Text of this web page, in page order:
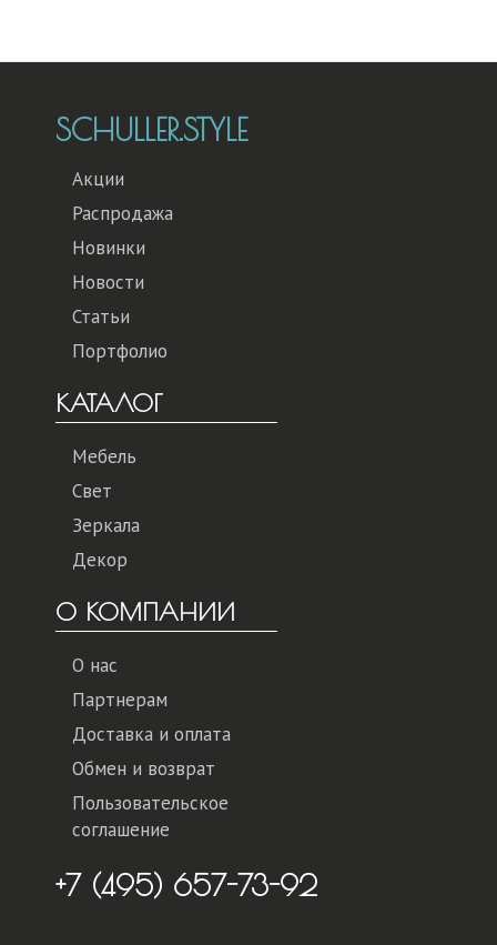
SCHULLER.STYLE
Акции
Распродажа
Новинки
Новости
Статьи
Портфолио
КАТАЛОГ
Мебель
Свет
Зеркала
Декор
О КОМПАНИИ
О нас
Партнерам
Доставка и оплата
Обмен и возврат
Пользовательское
соглашение
+7 (495) 657-73-92